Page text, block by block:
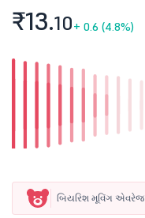
₹13.10+ 0.6 (4.8%)
બિયરિશ મૂવિંગ એવરેજ